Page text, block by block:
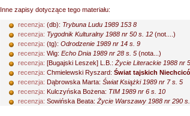
Inne zapisy dotyczące tego materiału:
recenzja: (db): Trybuna Ludu 1989 153 8
recenzja: Tygodnik Kulturalny 1988 nr 50 s. 12 (not....)
recenzja: (tg): Odrodzenie 1989 nr 14 s. 9
recenzja: Wig: Echo Dnia 1989 nr 28 s. 5 (nota...)
recenzja: [Bugajski Leszek] L.B.: Życie Literackie 1988 nr
recenzja: Chmielewski Ryszard: Świat tajskich
recenzja: Dąbrowska Marta: Świat Książki 1989 nr 7 s. 5
recenzja: Kulczyńska Bożena: TIM 1989 nr 6 s. 10
recenzja: Sowińska Beata: Życie Warszawy 1988 nr 290